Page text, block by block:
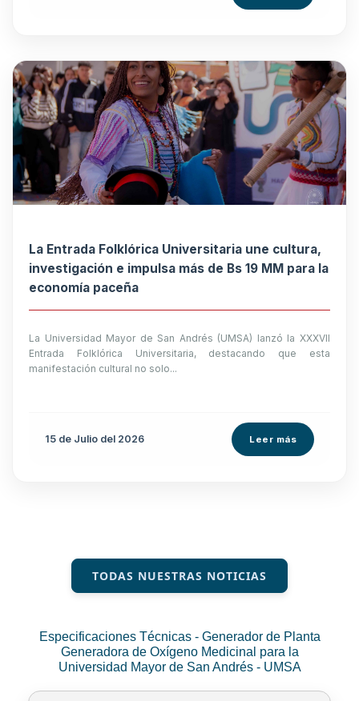
La Entrada Folklórica Universitaria une cultura,
investigación e impulsa más de Bs 19 MM para la
economía paceña
La Universidad Mayor de San Andrés (UMSA) lanzó la XXXVII
Entrada Folklórica Universitaria, destacando que esta
manifestación cultural no solo...
15 de Julio del 2026 Leer más
TODAS NUESTRAS NOTICIAS
Especificaciones Técnicas - Generador de Planta
Generadora de Oxígeno Medicinal para la
Universidad Mayor de San Andrés - UMSA